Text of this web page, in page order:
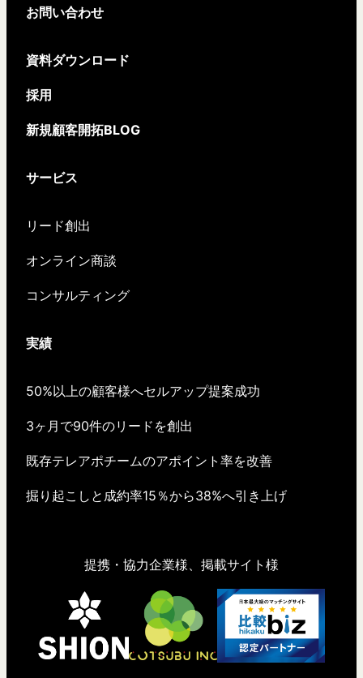
お問い合わせ
資料ダウンロード
採用
新規顧客開拓BLOG
サービス
リード創出
オンライン商談
コンサルティング
実績
50%以上の顧客様へセルアップ提案成功
3ヶ月で90件のリードを創出
既存テレアポチームのアポイント率を改善
掘り起こしと成約率15％から38%へ引き上げ
提携・協力企業様、掲載サイト様